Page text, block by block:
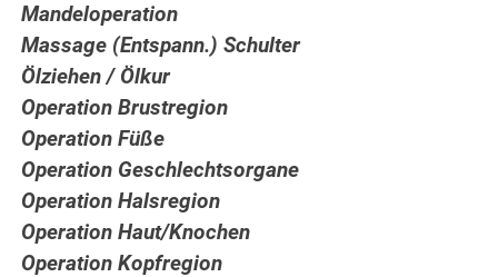
Mandeloperation
Massage (Entspann.) Schulter
Ölziehen / Ölkur
Operation Brustregion
Operation Füße
Operation Geschlechtsorgane
Operation Halsregion
Operation Haut/Knochen
Operation Kopfregion